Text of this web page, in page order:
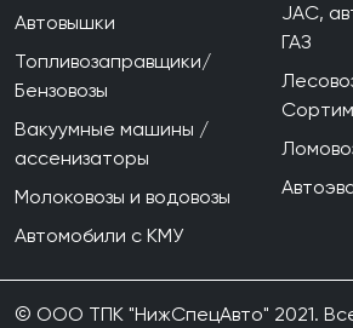
Автовышки
Топливозаправщики/
Бензовозы
Вакуумные машины /
ассенизаторы
Молоковозы и водовозы
Автомобили с КМУ
JAC,
ГАЗ
© ООО ТПК "НижСпецАвто" 2021.